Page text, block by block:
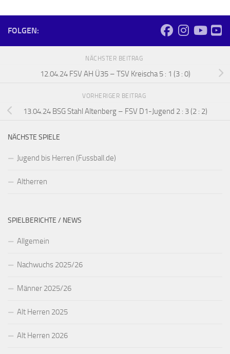
FOLGEN:
NÄCHSTER BEITRAG
12.04.24 FSV AH Ü35 – TSV Kreischa 5 : 1 (3 : 0)
VORHERIGER BEITRAG
13.04.24 BSG Stahl Altenberg – FSV D1-Jugend 2 : 3 (2 : 2)
NÄCHSTE SPIELE
Jugend bis Herren (Fussball.de)
Altherren
SPIELBERICHTE / NEWS
Allgemein
Nachwuchs 2025/26
Männer 2025/26
Alt Herren 2025
Alt Herren 2026